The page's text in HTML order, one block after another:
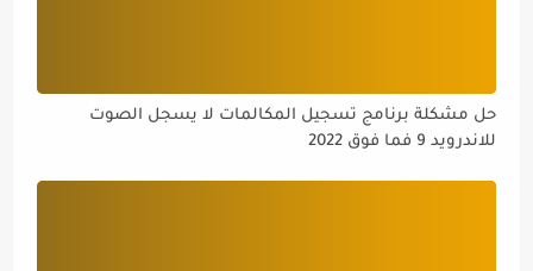
حل مشكلة برنامج تسجيل المكالمات لا يسجل الصوت
للاندرويد 9 فما فوق 2022